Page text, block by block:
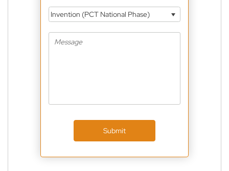
Invention (PCT National Phase)
Submit